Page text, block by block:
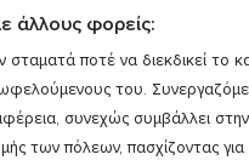
άλλους φορείς:
σταματά ποτέ να διεκδικεί το
του.
συνεχώς συμβάλλει
των πόλεων, πασχίζοντας